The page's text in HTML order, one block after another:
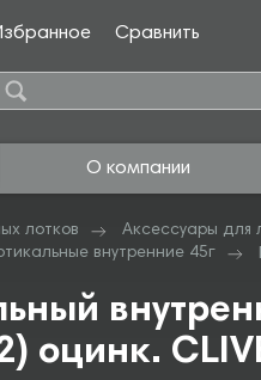
Сравнить
О компании
лотков Аксессуары для
внутренние 45г
оцинк.